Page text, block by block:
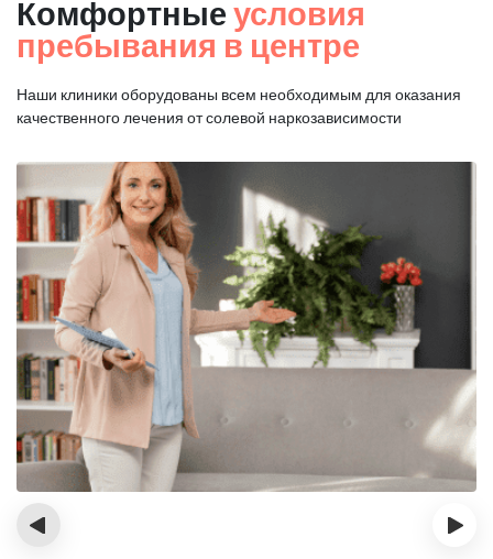
Комфортные условия
пребывания в центре
Наши клиники оборудованы всем необходимым для оказания
качественного лечения от солевой наркозависимости
‹ ›